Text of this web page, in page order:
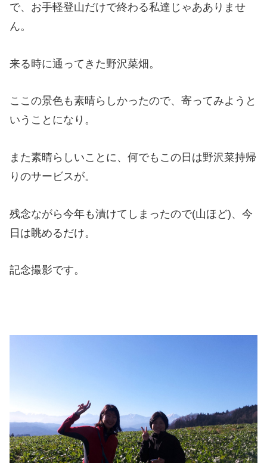
で、お手軽登山だけで終わる私達じゃあありませ
ん。
来る時に通ってきた野沢菜畑。
ここの景色も素晴らしかったので、寄ってみようと
いうことになり。
また素晴らしいことに、何でもこの日は野沢菜持帰
りのサービスが。
残念ながら今年も漬けてしまったので(山ほど)、今
日は眺めるだけ。
記念撮影です。